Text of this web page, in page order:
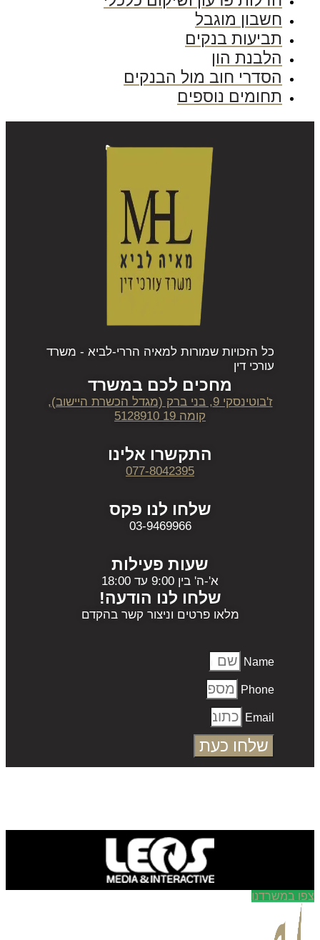
חשבון מוגבל
תביעות בנקים
הלבנת הון
הסדרי חוב מול הבנקים
תחומים נוספים
כל הזכויות שמורות למאיה הררי-לביא - משרד
עורכי דין
מחכים לכם במשרד
ז'בוטינסקי 9, בני ברק (מגדל הכשרת היישוב),
קומה 19 5128910
התקשרו אלינו
077-8042395
שלחו לנו פקס
03-9469966
שעות פעילות
א'-ה' בין 9:00 עד 18:00
שלחו לנו הודעה!
מלאו פרטים וניצור קשר בהקדם
Name
Phone
Email
שלחו כעת
במשרדנו